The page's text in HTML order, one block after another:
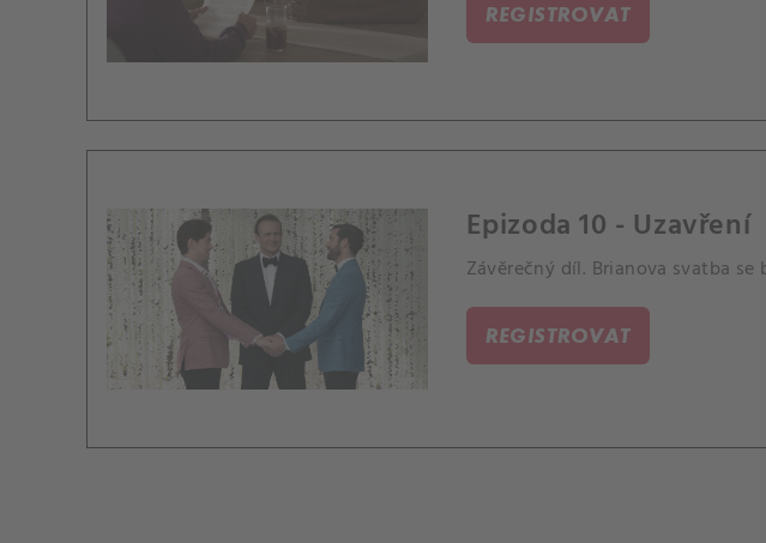
REGISTROVAT
Epizoda 10 - Uzavření
Závěrečný díl. Brianova svatba
REGISTROVAT